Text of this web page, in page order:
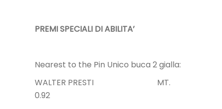
PREMI SPECIALI DI ABILITA’
Nearest to the Pin Unico buca 2 gialla:
WALTER PRESTI MT.
0.92